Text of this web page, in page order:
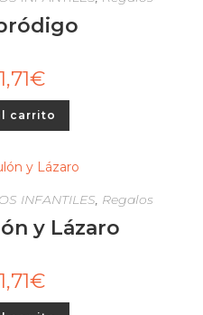
1,71€
carrito
INFANTILES, Regalos
y Lázaro
1,71€